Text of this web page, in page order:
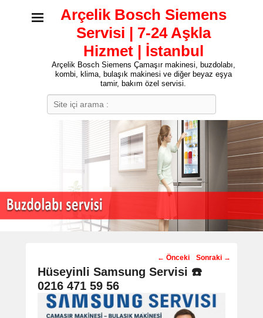
Arçelik Bosch Siemens
Servisi | 7-24 Aşkla
Hizmet | İstanbul
Arçelik Bosch Siemens Çamaşır makinesi, buzdolabı,
kombi, klima, bulaşık makinesi ve diğer beyaz eşya
tamir, bakım özel servisi.
Post
navigation
← Önceki Sonraki →
Hüseyinli Samsung Servisi ☎️
0216 471 59 56